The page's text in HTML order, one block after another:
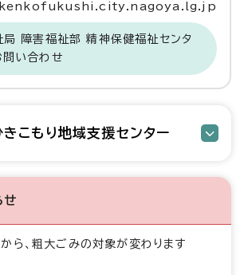
局 障害福祉部 精神保健福祉センタ
問い合わせ
こもり地域支援センター
せ
ら、粗大ごみの対象が変わります